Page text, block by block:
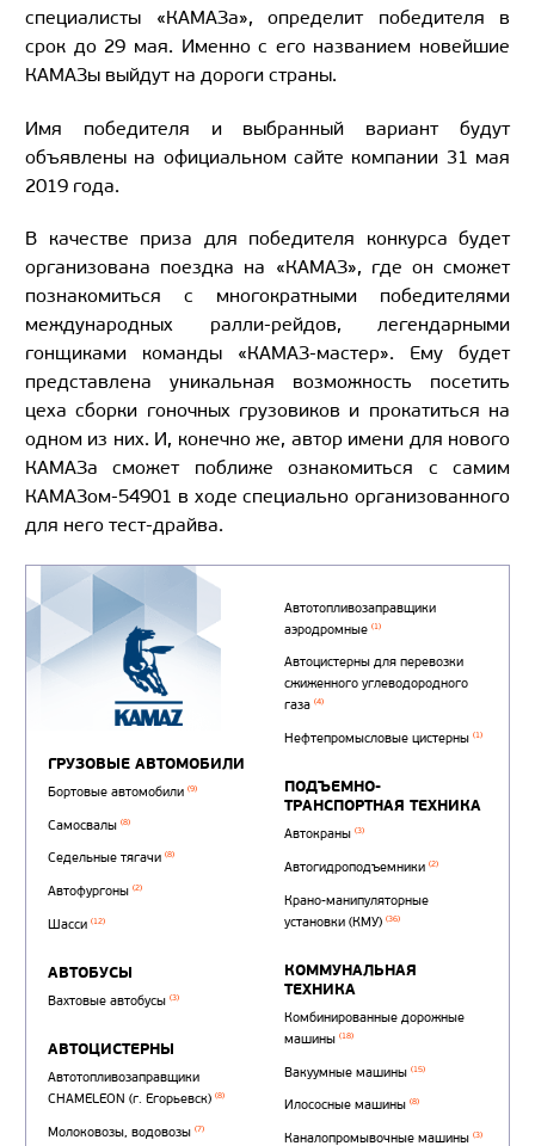
специалисты «КАМАЗа», определит победителя в
срок до 29 мая. Именно с его названием новейшие
КАМАЗы выйдут на дороги страны.
Имя победителя и выбранный вариант будут
объявлены на официальном сайте компании 31 мая
2019 года.
В качестве приза для победителя конкурса будет
организована поездка на «КАМАЗ», где он сможет
познакомиться с многократными победителями
международных ралли-рейдов, легендарными
гонщиками команды «КАМАЗ-мастер». Ему будет
представлена уникальная возможность посетить
цеха сборки гоночных грузовиков и прокатиться на
одном из них. И, конечно же, автор имени для нового
КАМАЗа сможет поближе ознакомиться с самим
КАМАЗом-54901 в ходе специально организованного
для него тест-драйва.